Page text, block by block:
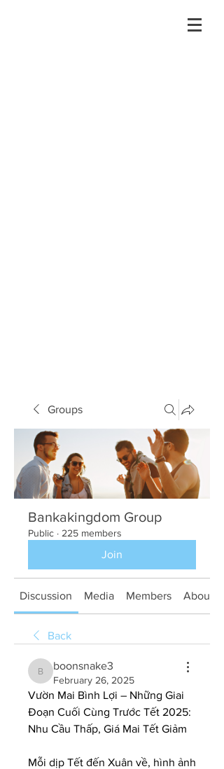
Groups
Bankakingdom Group
Public · 225 members
Join
Discussion Media Members About
Back
boonsnake3
boonsnake3
February 26, 2025
Vườn Mai Bình Lợi – Những Giai
Đoạn Cuối Cùng Trước Tết 2025:
Nhu Cầu Thấp, Giá Mai Tết Giảm
Mỗi dịp Tết đến Xuân về, hình ảnh